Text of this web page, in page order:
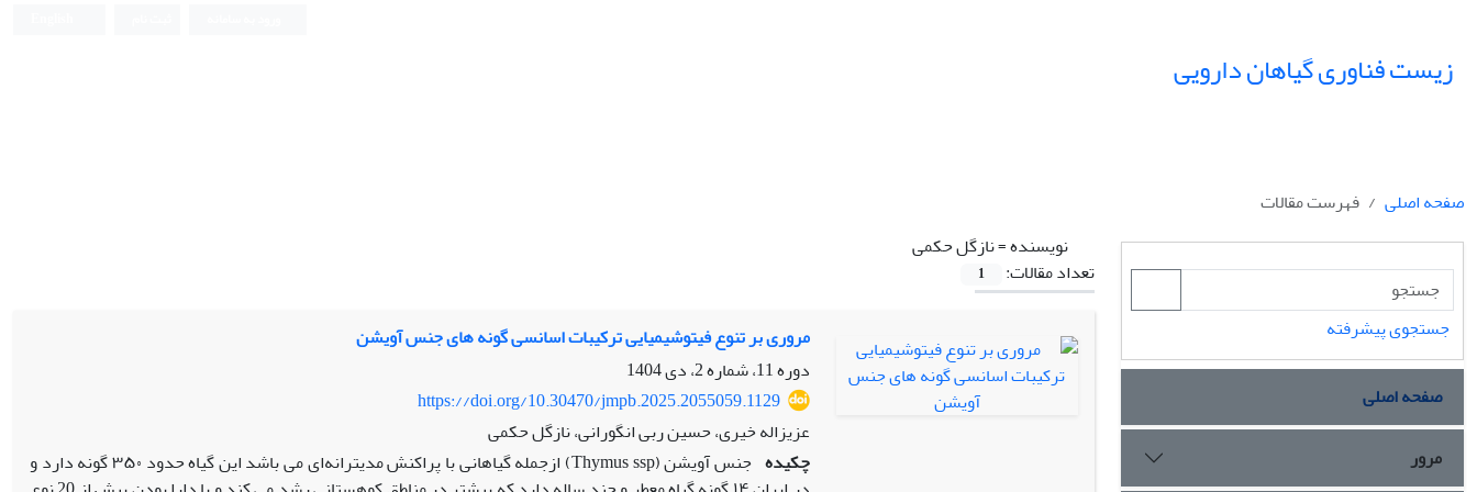
زیست فناوری گیاهان دارویی
صفحه اصلی
فهرست مقالات
نویسنده =نازگل حکمی
تعداد مقالات:
1
مروری بر تنوع فیتوشیمیایی ترکیبات اسانسی گونه های جنس آویشن
دوره 11، شماره 2، دی 1404
https://doi.org/10.30470/jmpb.2025.2055059.1129
عزیزاله خیری، حسین ربی انگورانی، نازگل حکمی
چکیده
جنس آویشن (Thymus ssp) ازجمله گیاهانی با پراکنش مدیترانه‌ای می باشد این گیاه حدود ۳۵۰ گونه دارد و
جستجوی پیشرفته
صفحه اصلی
مرور